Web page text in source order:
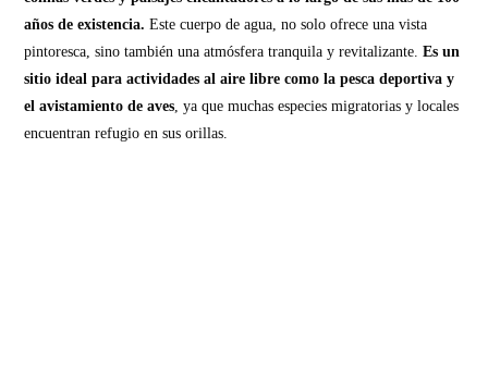
años de existencia.Este cuerpo de agua, no solo ofrece una vista
pintoresca, sino también una atmósfera tranquila y revitalizante.Es un
sitio ideal para actividades al aire libre como la pesca deportiva y
el avistamiento de aves, ya que muchas especies migratorias y locales
encuentran refugio en sus orillas.